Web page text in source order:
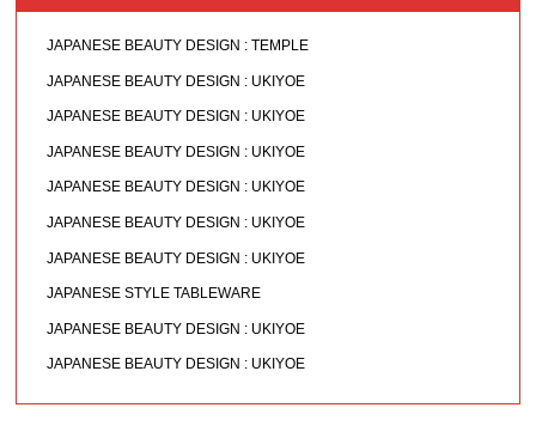
JAPANESE BEAUTY DESIGN : TEMPLE
JAPANESE BEAUTY DESIGN : UKIYOE
JAPANESE BEAUTY DESIGN : UKIYOE
JAPANESE BEAUTY DESIGN : UKIYOE
JAPANESE BEAUTY DESIGN : UKIYOE
JAPANESE BEAUTY DESIGN : UKIYOE
JAPANESE BEAUTY DESIGN : UKIYOE
JAPANESE STYLE TABLEWARE
JAPANESE BEAUTY DESIGN : UKIYOE
JAPANESE BEAUTY DESIGN : UKIYOE